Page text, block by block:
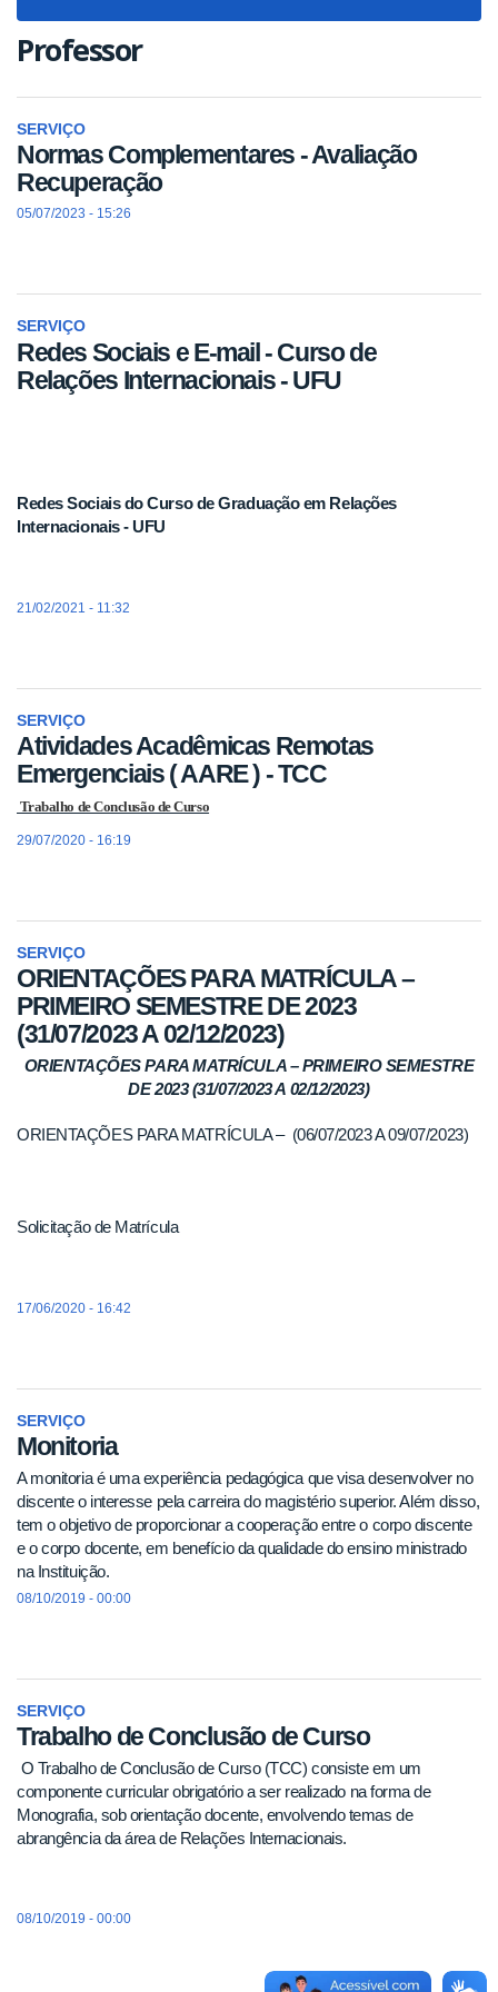
Professor
SERVIÇO
Normas Complementares - Avaliação
Recuperação
05/07/2023 - 15:26
SERVIÇO
Redes Sociais e E-mail - Curso de
Relações Internacionais - UFU
Redes Sociais do Curso de Graduação em Relações
Internacionais - UFU
21/02/2021 - 11:32
SERVIÇO
Atividades Acadêmicas Remotas
Emergenciais ( AARE ) - TCC
Trabalho de Conclusão de Curso
29/07/2020 - 16:19
SERVIÇO
ORIENTAÇÕES PARA MATRÍCULA –
PRIMEIRO SEMESTRE DE 2023
(31/07/2023 A 02/12/2023)
ORIENTAÇÕES PARA MATRÍCULA – PRIMEIRO SEMESTRE
DE 2023 (31/07/2023 A 02/12/2023)
ORIENTAÇÕES PARA MATRÍCULA – (06/07/2023 A 09/07/2023)
Solicitação de Matrícula
17/06/2020 - 16:42
SERVIÇO
Monitoria
A monitoria é uma experiência pedagógica que visa desenvolver no
discente o interesse pela carreira do magistério superior. Além disso,
tem o objetivo de proporcionar a cooperação entre o corpo discente
e o corpo docente, em benefício da qualidade do ensino ministrado
na Instituição.
08/10/2019 - 00:00
SERVIÇO
Trabalho de Conclusão de Curso
O Trabalho de Conclusão de Curso (TCC) consiste em um
componente curricular obrigatório a ser realizado na forma de
Monografia, sob orientação docente, envolvendo temas de
abrangência da área de Relações Internacionais.
08/10/2019 - 00:00